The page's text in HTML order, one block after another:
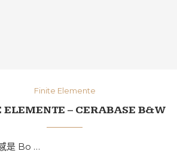
Finite Elemente
ELEMENTE – CERABASE B&W
是 Bo …